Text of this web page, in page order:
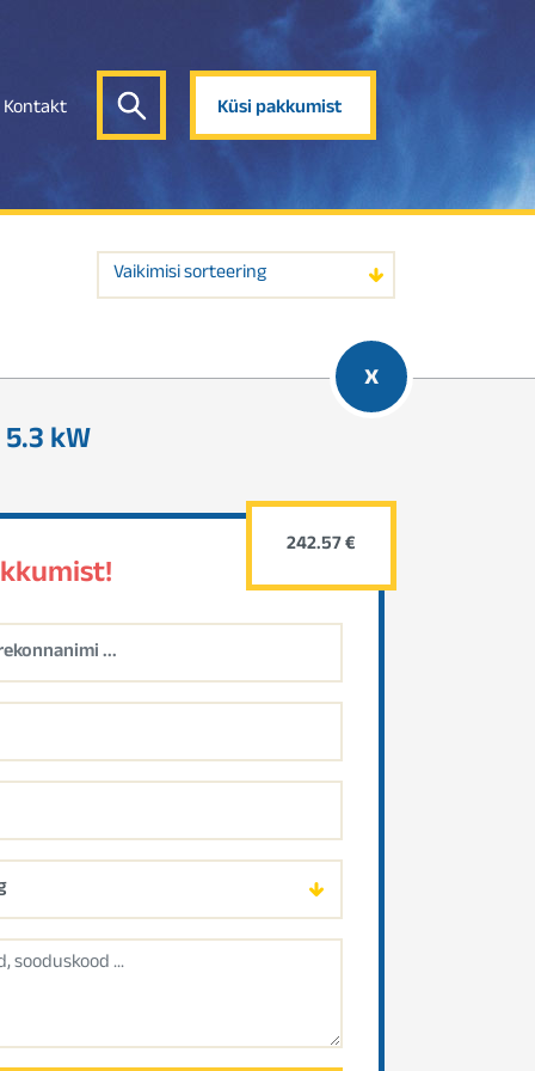
Kontakt Küsi pakkumist
Vaikimisi sorteering
kW
x
242.57 €